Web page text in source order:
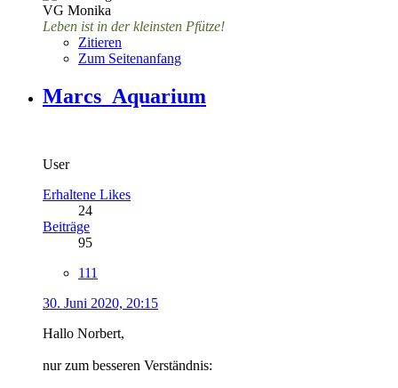
VG Monika
Leben ist in der kleinsten Pfütze!
Zitieren
Zum Seitenanfang
Marcs_Aquarium
User
Erhaltene Likes
24
Beiträge
95
111
30. Juni 2020, 20:15
Hallo Norbert,
nur zum besseren Verständnis: